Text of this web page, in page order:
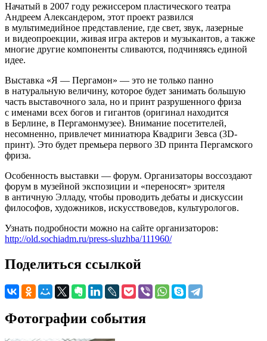
Начатый в 2007 году режиссером пластического театра
Андреем Александером, этот проект развился
в мультимедийное представление, где свет, звук, лазерные
и видеопроекции, живая игра актеров и музыкантов, а также
многие другие компоненты сливаются, подчиняясь единой
идее.
Выставка «Я — Пергамон» — это не только панно
в натуральную величину, которое будет занимать большую
часть выставочного зала, но и принт разрушенного фриза
с именами всех богов и гигантов (оригинал находится
в Берлине, в Пергамонмузее). Внимание посетителей,
несомненно, привлечет миниатюра Квадриги Зевса (3D-
принт). Это будет премьера первого 3D принта Пергамского
фриза.
Особенность выставки — форум. Организаторы воссоздают
форум в музейной экспозиции и «переносят» зрителя
в античную Элладу, чтобы проводить дебаты и дискуссии
философов, художников, искусствоведов, культурологов.
Узнать подробности можно на сайте организаторов:
http://old.sochiadm.ru/press-sluzhba/111960/
Поделиться ссылкой
Фотографии события